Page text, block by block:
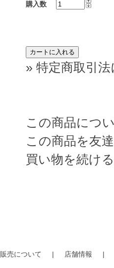
購入数
» 特定商取引
この商品につ
この商品を友
買い物を続ける
販売について | 店舗情報 |